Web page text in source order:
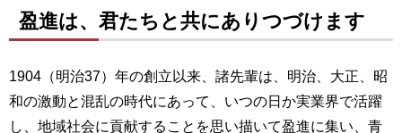
盈進は、君たちと共にありつづけます
1904（明治37）年の創立以来、諸先輩は、明治、大正、昭
和の激動と混乱の時代にあって、いつの日か実業界で活躍
し、地域社会に貢献することを思い描いて盈進に集い、青